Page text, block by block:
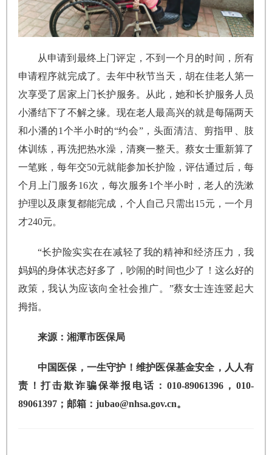
从申请到最终上门评定，不到一个月的时间，所有
申请程序就完成了。去年中秋节当天，胡在佳老人第一
次享受了居家上门长护服务。从此，她和长护服务人员
小潘结下了不解之缘。现在老人最高兴的就是每隔两天
和小潘的1个半小时的“约会”，头面清洁、剪指甲、肢
体训练，再洗把热水澡，清爽一整天。蔡女士重新算了
一笔账，每年交50元就能参加长护险，评估通过后，每
个月上门服务16次，每次服务1个半小时，老人的洗漱
护理以及康复都能完成，个人自己只需出15元，一个月
才240元。
“长护险实实在在减轻了我的精神和经济压力，我
妈妈的身体状态好多了，吵闹的时间也少了！这么好的
政策，我认为应该向全社会推广。”蔡女士连连竖起大
拇指。
来源： 湘潭市医保局
中国医保，一生守护！维护医保基金安全，人人有
责！打击欺诈骗保举报电话：010-89061396，010-
89061397；邮箱：jubao@nhsa.gov.cn。